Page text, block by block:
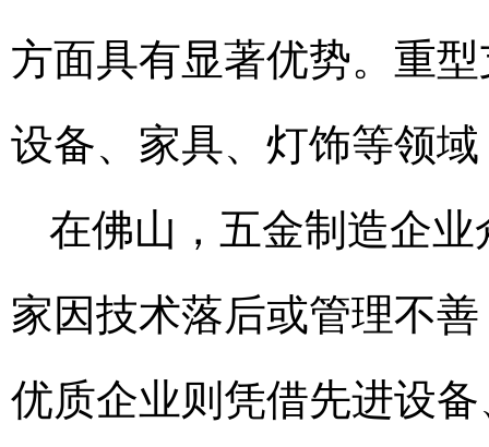
方面具有显著优势。重
设备、家具、灯饰等领
在佛山，五金制造企
家因技术落后或管理不
优质企业则凭借先进设